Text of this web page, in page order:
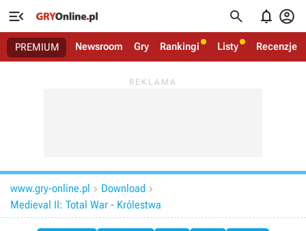
   
PREMIUM Newsroom Gry Rankingi Listy Recenzje
www.gry-online.pl  Download 
Medieval II: Total War - Królestwa